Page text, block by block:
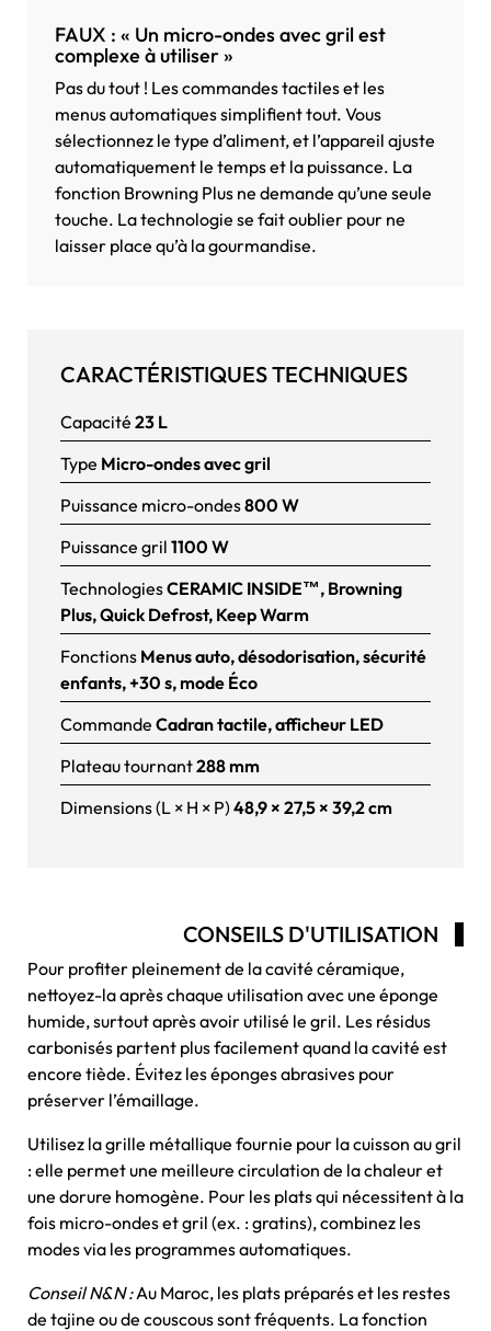
FAUX : « Un micro-ondes avec gril est
complexe à utiliser »
Pas du tout ! Les commandes tactiles et les
menus automatiques simplifient tout. Vous
sélectionnez le type d’aliment, et l’appareil ajuste
automatiquement le temps et la puissance. La
fonction Browning Plus ne demande qu’une seule
touche. La technologie se fait oublier pour ne
laisser place qu’à la gourmandise.
CARACTÉRISTIQUES TECHNIQUES
Capacité 23 L
Type Micro-ondes avec gril
Puissance micro-ondes800 W
Puissance gril 1100 W
TechnologiesCERAMIC INSIDE™, Browning
Plus, Quick Defrost, Keep Warm
Fonctions Menus auto, désodorisation, sécurité
enfants, +30 s, mode Éco
Commande Cadran tactile, afficheur LED
Plateau tournant288 mm
Dimensions (L × H × P) 48,9 × 27,5 × 39,2 cm
CONSEILS D'UTILISATION
Pour profiter pleinement de la cavité céramique,
nettoyez-la après chaque utilisation avec une éponge
humide, surtout après avoir utilisé le gril. Les résidus
carbonisés partent plus facilement quand la cavité est
encore tiède. Évitez les éponges abrasives pour
préserver l’émaillage.
Utilisez la grille métallique fournie pour la cuisson au gril
: elle permet une meilleure circulation de la chaleur et
une dorure homogène. Pour les plats qui nécessitent à la
fois micro-ondes et gril (ex. : gratins), combinez les
modes via les programmes automatiques.
Conseil N&N :Au Maroc, les plats préparés et les restes
de tajine ou de couscous sont fréquents. La fonction